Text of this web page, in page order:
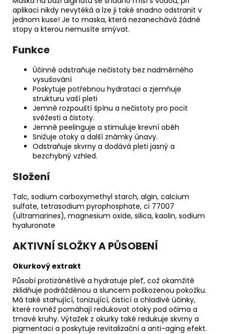
aplikaci nikdy nevytéká a lze ji také snadno odstranit v
jednom kuse! Je to maska, která nezanechává žádné
stopy a kterou nemusíte smývat.
Funkce
Účinně odstraňuje nečistoty bez nadměrného
vysušování
Poskytuje potřebnou hydrataci a zjemňuje
strukturu vaší pleti
Jemně rozpouští špínu a nečistoty pro pocit
svěžesti a čistoty.
Jemně peelinguje a stimuluje krevní oběh
Snižuje otoky a další známky únavy.
Odstraňuje skvrny a dodává pleti jasný a
bezchybný vzhled.
Složení
Talc, sodium carboxymethyl starch, algin, calcium
sulfate, tetrasodium pyrophosphate, ci 77007
(ultramarines), magnesium oxide, silica, kaolin, sodium
hyaluronate
AKTIVNÍ SLOŽKY A PŮSOBENÍ
Okurkový extrakt
Působí protizánětlivě a hydratuje pleť, což okamžitě
zklidňuje podrážděnou a sluncem poškozenou pokožku.
Má také stahující, tonizující, čisticí a chladivé účinky,
které rovněž pomáhají redukovat otoky pod očima a
tmavé kruhy. Výtažek z okurky také redukuje skvrny a
pigmentaci a poskytuje revitalizační a anti-aging efekt.